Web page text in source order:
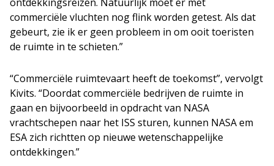
commerciële vluchten nog flink worden getest. Als dat
gebeurt, zie ik er geen probleem in om ooit toeristen
de ruimte in te schieten.”
“Commerciële ruimtevaart heeft de toekomst”, vervolgt
Kivits. “Doordat commerciële bedrijven de ruimte in
gaan en bijvoorbeeld in opdracht van NASA
vrachtschepen naar het ISS sturen, kunnen NASA em
ESA zich richtten op nieuwe wetenschappelijke
ontdekkingen.”